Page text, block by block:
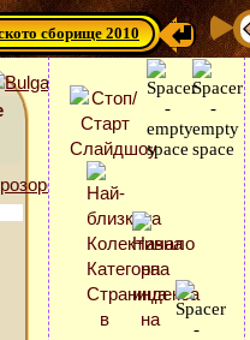
сборище 2010